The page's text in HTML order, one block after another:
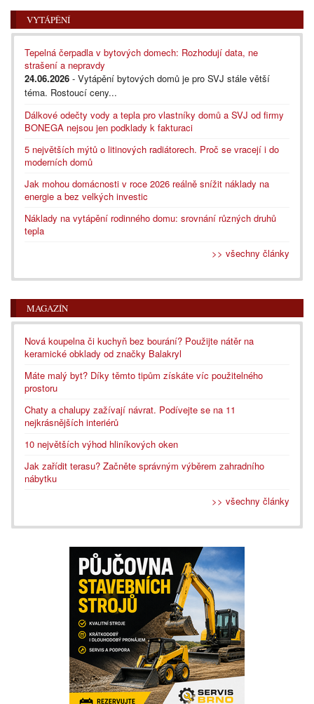
VYTÁPĚNÍ
Tepelná čerpadla v bytových domech: Rozhodují data, ne
strašení a nepravdy
24.06.2026 - Vytápění bytových domů je pro SVJ stále větší
téma. Rostoucí ceny...
Dálkové odečty vody a tepla pro vlastníky domů a SVJ od firmy
BONEGA nejsou jen podklady k fakturaci
5 největších mýtů o litinových radiátorech. Proč se vracejí i do
moderních domů
Jak mohou domácnosti v roce 2026 reálně snížit náklady na
energie a bez velkých investic
Náklady na vytápění rodinného domu: srovnání různých druhů
tepla
>> všechny články
MAGAZÍN
Nová koupelna či kuchyň bez bourání? Použijte nátěr na
keramické obklady od značky Balakryl
Máte malý byt? Díky těmto tipům získáte víc použitelného
prostoru
Chaty a chalupy zažívají návrat. Podívejte se na 11
nejkrásnějších interiérů
10 největších výhod hliníkových oken
Jak zařídit terasu? Začněte správným výběrem zahradního
nábytku
>> všechny články